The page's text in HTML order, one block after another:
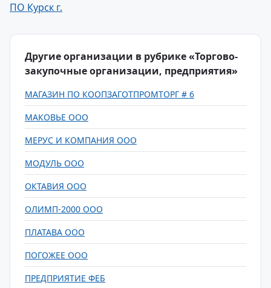
ПО Курск г.
Другие организации в рубрике «Торгово-
закупочные организации, предприятия»
МАГАЗИН ПО КООПЗАГОТПРОМТОРГ # 6
МАКОВЬЕ ООО
МЕРУС И КОМПАНИЯ ООО
МОДУЛЬ ООО
ОКТАВИЯ ООО
ОЛИМП-2000 ООО
ПЛАТАВА ООО
ПОГОЖЕЕ ООО
ПРЕДПРИЯТИЕ ФЕБ